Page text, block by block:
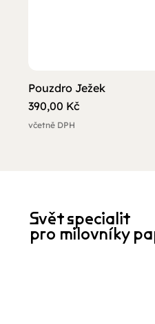
Pouzdro Ježek
Cena
390,00 Kč
včetně DPH
Svět specialit
pro milovníky